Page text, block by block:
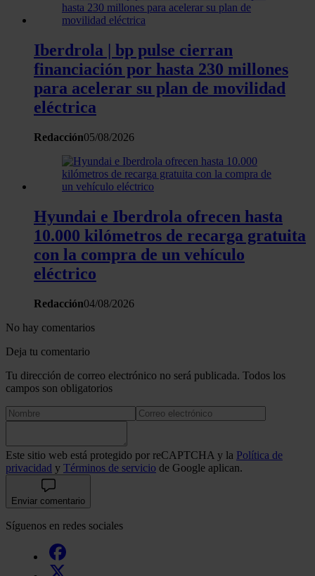
consentimiento en cualquier momento en la Declaración
Las cookies de este sitio web se usan para personalizar
el contenido y los anuncios, ofrecer funciones de redes
sociales y analizar el tráfico. Además, compartimos
información sobre el uso que haga del sitio web con
nuestros partners de redes sociales, publicidad y análisis
que les haya proporcionado o que hayan recopilado a
partir del uso que haya hecho de sus servicios.
Iberdrola | bp pulse cierran
financiación por hasta 230 millones
para acelerar su plan de movilidad
eléctrica
Redacción05/08/2026
Hyundai e Iberdrola ofrecen hasta
10.000 kilómetros de recarga gratuita
con la compra de un vehículo
eléctrico
Redacción04/08/2026
No hay comentarios
Deja tu comentario
Tu dirección de correo electrónico no será publicada. Todos los
campos son obligatorios
Este sitio web está protegido por reCAPTCHA y la Política de
privacidad y Términos de servicio de Google aplican.
Enviar comentario
Síguenos en redes sociales